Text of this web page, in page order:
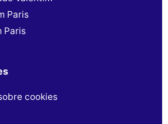
Paris
Paris
cookies